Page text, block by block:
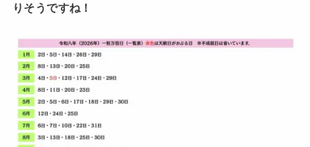
りそうですね！